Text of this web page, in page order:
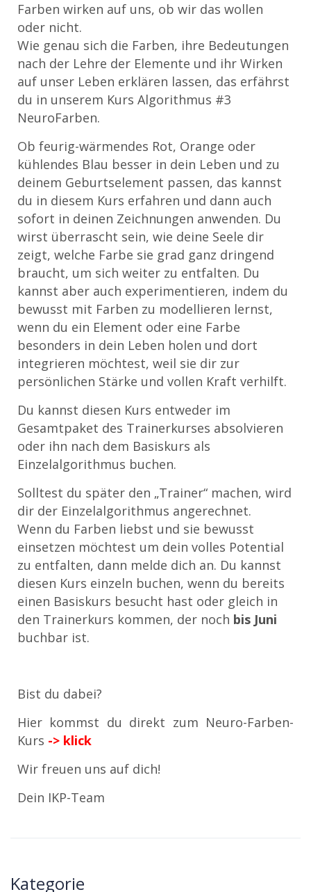
Farben wirken auf uns, ob wir das wollen
oder nicht.
Wie genau sich die Farben, ihre Bedeutungen
nach der Lehre der Elemente und ihr Wirken
auf unser Leben erklären lassen, das erfährst
du in unserem Kurs Algorithmus #3
NeuroFarben.
Ob feurig-wärmendes Rot, Orange oder
kühlendes Blau besser in dein Leben und zu
deinem Geburtselement passen, das kannst
du in diesem Kurs erfahren und dann auch
sofort in deinen Zeichnungen anwenden. Du
wirst überrascht sein, wie deine Seele dir
zeigt, welche Farbe sie grad ganz dringend
braucht, um sich weiter zu entfalten. Du
kannst aber auch experimentieren, indem du
bewusst mit Farben zu modellieren lernst,
wenn du ein Element oder eine Farbe
besonders in dein Leben holen und dort
integrieren möchtest, weil sie dir zur
persönlichen Stärke und vollen Kraft verhilft.
Du kannst diesen Kurs entweder im
Gesamtpaket des Trainerkurses absolvieren
oder ihn nach dem Basiskurs als
Einzelalgorithmus buchen.
Solltest du später den „Trainer“ machen, wird
dir der Einzelalgorithmus angerechnet.
Wenn du Farben liebst und sie bewusst
einsetzen möchtest um dein volles Potential
zu entfalten, dann melde dich an. Du kannst
diesen Kurs einzeln buchen, wenn du bereits
einen Basiskurs besucht hast oder gleich in
den Trainerkurs kommen, der noch bis Juni
buchbar ist.
Bist du dabei?
Hier kommst du direkt zum Neuro-Farben-
Kurs -> klick
Wir freuen uns auf dich!
Dein IKP-Team
Kategorie